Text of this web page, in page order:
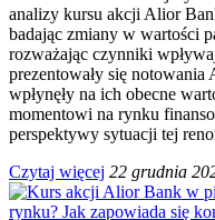
analizy kursu akcji Alior
badając zmiany w wartości
rozważając czynniki
prezentowały się
wpłynęły na ich obecne
momentowi na rynku
perspektywy sytuacji tej
Czytaj więcej 22 grudnia